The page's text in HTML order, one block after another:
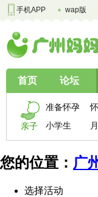
手机APP wap版
首页 论坛
亲子
准备怀孕
小学生
您的位置： 广
选择活动